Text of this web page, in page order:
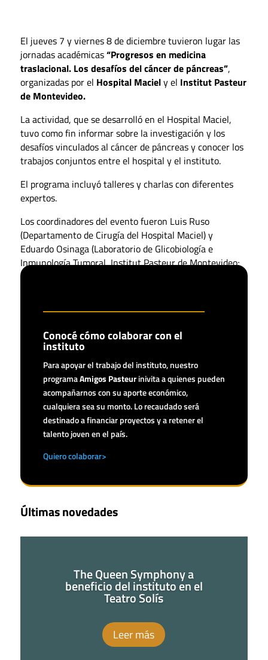
El jueves 7 y viernes 8 de diciembre tuvieron lugar las
jornadas académicas“Progresos en medicina
traslacional. Los desafíos del cáncer de páncreas”,
organizadas por el Hospital Maciely el Institut Pasteur
de Montevideo.
La actividad, que se desarrolló en el Hospital Maciel,
tuvo como fin informar sobre la investigación y los
desafíos vinculados al cáncer de páncreas y conocer los
trabajos conjuntos entre el hospital y el instituto.
El programa incluyó talleres y charlas con diferentes
expertos.
Los coordinadores del evento fueron Luis Ruso
(Departamento de Cirugía del Hospital Maciel) y
Eduardo Osinaga (Laboratorio de Glicobiología e
Inmunología Tumoral, Institut Pasteur de Montevideo;
Laboratorio de Oncología Molecular, Hospital Maciel).
Conocé cómo colaborar con el
instituto
Para apoyar el trabajo del instituto, nuestro
programaAmigos Pasteur inivita a quienes pueden
acompañarnos con su aporte económico,
cualquiera sea su monto. Lo recaudado será
destinado a financiar proyectos y a retener el
talento joven en el país.
Quiero colaborar>
Últimas novedades
The Queen Symphony a
beneficio del instituto en el
Teatro Solís
Leer más